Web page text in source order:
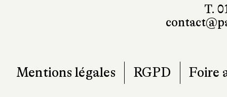
T.
Mentions légales RGPD Foire